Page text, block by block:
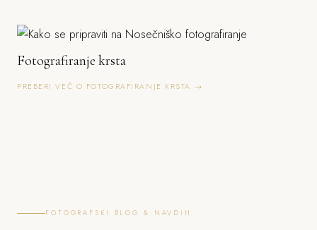
Fotografiranje krsta
PREBERI VEČ O FOTOGRAFIRANJE KRSTA →
FOTOGRAFSKI BLOG & NAVDIH